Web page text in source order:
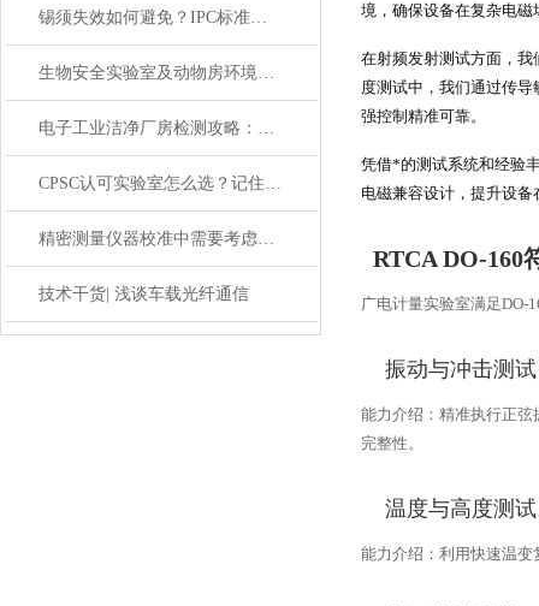
锡须失效如何避免？IPC标准下的检查方法
生物安全实验室及动物房环境洁净检测，负压/洁净度/IVC系统检测
电子工业洁净厂房检测攻略：提升生产车间卫生等级的核心秘诀
CPSC认可实验室怎么选？记住这三个资质就够了
精密测量仪器校准中需要考虑哪些影响因素？
技术干货| 浅谈车载光纤通信
境，确保设备在复杂电磁
在射频发射测试方面，
度测试中，我们通过传
强控制精准可靠。
凭借*的测试系统和经验
电磁兼容设计，提升设
RTCA DO-160
广电计量实验室满足DO-
振动与冲击测试
能力介绍：精准执行正
完整性。
温度与高度测试
能力介绍：利用快速温